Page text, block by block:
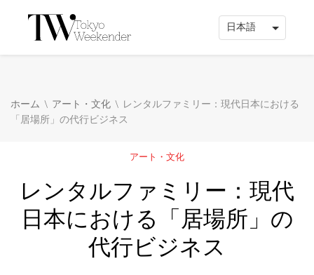
ホーム \ アート・文化 \ レンタルファミリー：現代日本における
「居場所」の代行ビジネス
アート・文化
レンタルファミリー：現代
日本における「居場所」の
代行ビジネス